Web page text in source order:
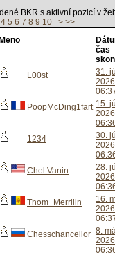
BKR s aktivní pozicí v
4 5 6 7 8 9 10 > >>
Meno
čas
L00st
31.
PoopMcDing1fart 15.
1234
30.
Chel Vanin
28.
Thom_Merrilin
16.
Chesschancellor 8.